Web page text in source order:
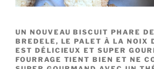
UN NOUVEAU BISCUIT PHARE
BREDELE, LE PALET À LA NOIX
EST DÉLICIEUX ET SUPER
FOURRAGE TIENT BIEN ET NE